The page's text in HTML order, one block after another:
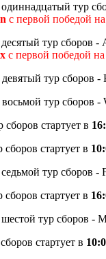
тур
с первой победой
тур сборов -
с первой победой
тур сборов -
тур сборов -
сборов стартует в
стартует в
тур сборов -
стартует в
тур сборов -
стартует в